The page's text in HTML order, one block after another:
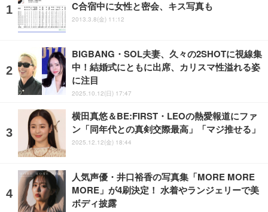
C合宿中に女性と密会、キス写真も
2013.3.8(金) 11:12
BIGBANG・SOL夫妻、久々の2SHOTに視線集
中！結婚式にともに出席、カリスマ性溢れる姿
に注目
2025.10.12(日) 17:47
横田真悠＆BE:FIRST・LEOの熱愛報道にファ
ン「同年代との真剣交際最高」「マジ推せる」
2025.12.12(金) 18:44
人気声優・井口裕香の写真集「MORE MORE
MORE」が4刷決定！ 水着やランジェリーで美
ボディ披露